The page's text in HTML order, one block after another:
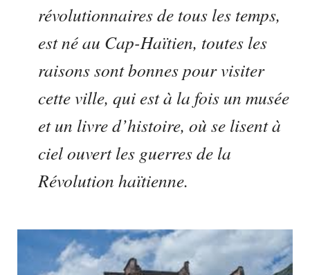
révolutionnaires de tous les temps,
est né au Cap-Haïtien, toutes les
raisons sont bonnes pour visiter
cette ville, qui est à la fois un musée
et un livre d’histoire, où se lisent à
ciel ouvert les guerres de la
Révolution haïtienne.